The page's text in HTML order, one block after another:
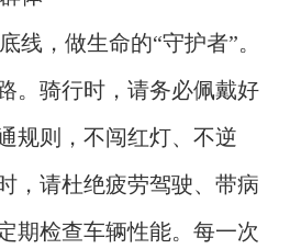
线，做生命的“守护者”。
。骑行时，请务必佩戴好
规则，不闯红灯、不逆
，请杜绝疲劳驾驶、带病
期检查车辆性能。每一次